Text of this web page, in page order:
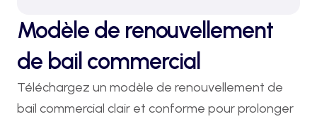
Modèle de renouvellement
de bail commercial
Téléchargez un modèle de renouvellement de
bail commercial clair et conforme pour prolonger